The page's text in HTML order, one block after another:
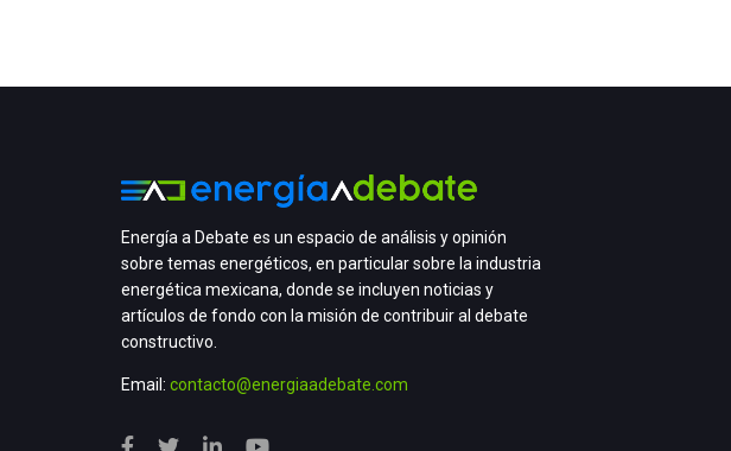
Energía a Debate es un espacio de análisis y opinión
sobre temas energéticos, en particular sobre la industria
energética mexicana, donde se incluyen noticias y
artículos de fondo con la misión de contribuir al debate
constructivo.
Email: contacto@energiaadebate.com